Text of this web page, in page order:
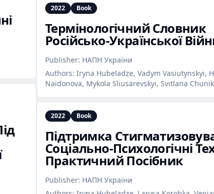
2022 Book
Термінологічний Словник
Російсько‑Української
Publisher: НАПН України
Authors: Iryna Hubeladze, Vadym Vasiutynskyi,
Naidonova, Mykola Sliusarevskyi, Svitlana
2022 Book
Підтримка
Соціально‑Психологічні
Практичний Посібник
Publisher: НАПН України